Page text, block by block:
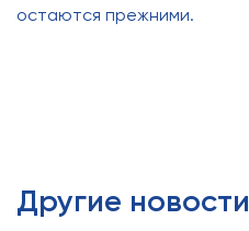
остаются прежними.
Другие новости